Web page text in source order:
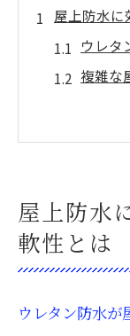
屋上防水に
ウレタ
複雑な
スク
ウレタ
マンショ
ウレタ
屋上防水
軟性とは
ウレタン防水が